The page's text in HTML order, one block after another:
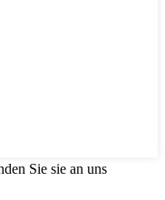
Sie sie an uns